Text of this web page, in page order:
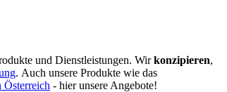
und Dienstleistungen. Wirkonzipieren,
. Auch unsere Produkte wie das
- hier unsere Angebote!